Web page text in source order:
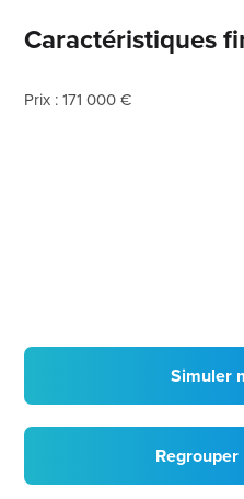
Caractéristiques
Prix : 171 000 €
Simuler